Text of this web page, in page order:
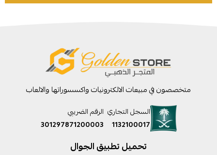
متخصصون في مبيعات الالكترونيات واكسسوراتها والالعاب
السجل التجاري
1132100017
الرقم الضريبي
301297871200003
تحميل تطبيق الجوال